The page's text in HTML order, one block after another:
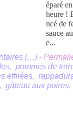
éparé
heure !
ncé de
sauce
e...
[…]-
, pommes de
effilées,
, gâteau aux poires,